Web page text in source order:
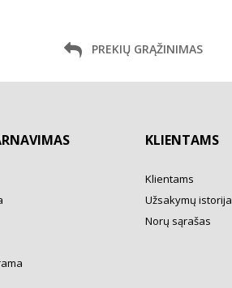
PREKIŲ GRĄŽINIMAS
KLIENTAMS
Klientams
Užsakymų istorija
Norų sąrašas